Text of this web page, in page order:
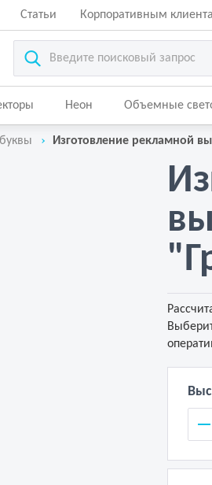
Статьи Корпоративным
Неон Объемные
Изготовление рекламной